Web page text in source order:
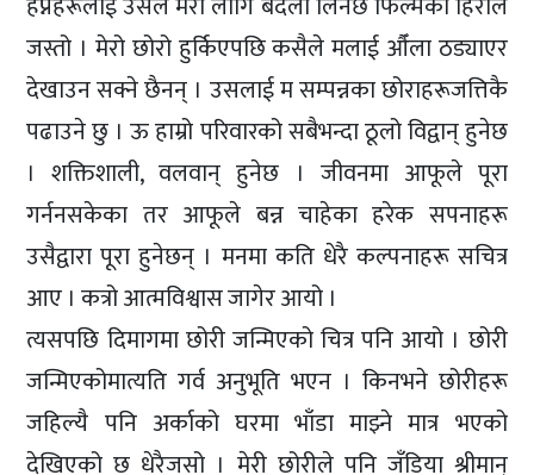
जस्तो । मेरो छोरो हुर्किएपछि कसैले मलाई औँला ठड्याएर
देखाउन सक्ने छैनन् । उसलाई म सम्पन्नका छोराहरूजत्तिकै
पढाउने छु । ऊ हाम्रो परिवारको सबैभन्दा ठूलो विद्वान् हुनेछ
। शक्तिशाली, वलवान् हुनेछ । जीवनमा आफूले पूरा
गर्ननसकेका तर आफूले बन्न चाहेका हरेक सपनाहरू
उसैद्वारा पूरा हुनेछन् । मनमा कति धेरै कल्पनाहरू सचित्र
आए । कत्रो आत्मविश्वास जागेर आयो ।
त्यसपछि दिमागमा छोरी जन्मिएको चित्र पनि आयो । छोरी
जन्मिएकोमात्यति गर्व अनुभूति भएन । किनभने छोरीहरू
जहिल्यै पनि अर्काको घरमा भाँडा माझ्ने मात्र भएको
देखिएको छ धेरैजसो । मेरी छोरीले पनि जँडिया श्रीमान्